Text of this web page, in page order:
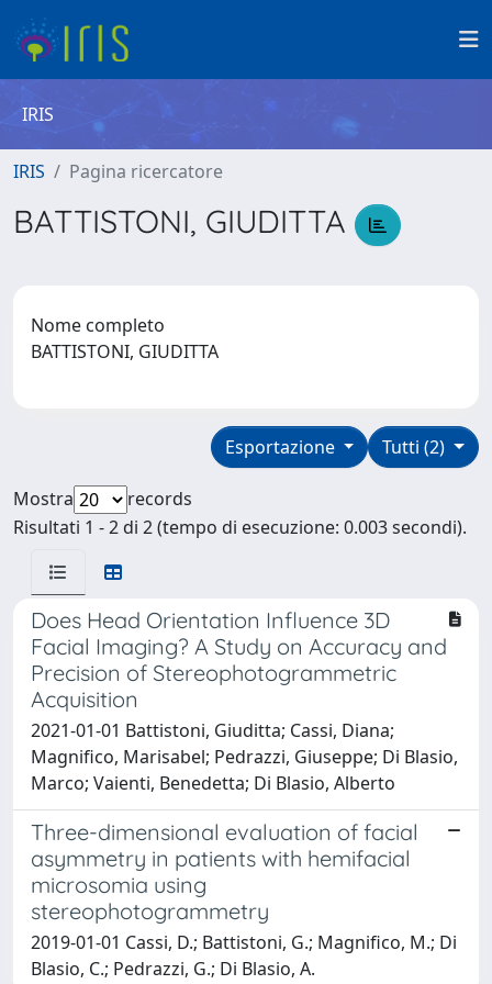
IRIS
IRIS Pagina ricercatore
BATTISTONI, GIUDITTA
Nome completo
BATTISTONI, GIUDITTA
Tutti (2)
Esportazione
Mostra
records
Risultati 1 - 2 di 2 (tempo di esecuzione: 0.003 secondi).
Does Head Orientation Influence 3D
Facial Imaging? A Study on Accuracy and
Precision of Stereophotogrammetric
Acquisition
2021-01-01 Battistoni, Giuditta; Cassi, Diana;
Magnifico, Marisabel; Pedrazzi, Giuseppe; Di Blasio,
Marco; Vaienti, Benedetta; Di Blasio, Alberto
Three-dimensional evaluation of facial
asymmetry in patients with hemifacial
microsomia using
stereophotogrammetry
2019-01-01 Cassi, D.; Battistoni, G.; Magnifico, M.; Di
Blasio, C.; Pedrazzi, G.; Di Blasio, A.